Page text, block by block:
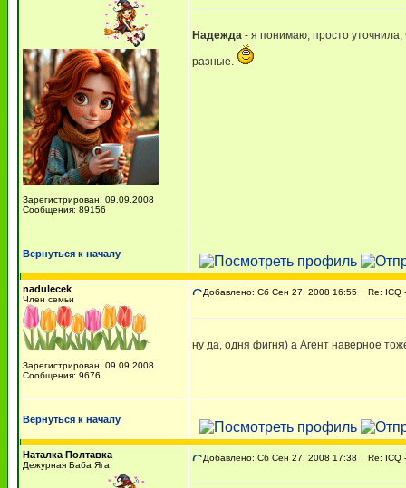
Зарегистрирован: 09.09.2008
Сообщения: 89156
Надежда - я понимаю, просто уточнила,
разные.
Вернуться к началу
nadulecek
Член семьи
Зарегистрирован: 09.09.2008
Сообщения: 9676
Добавлено: Сб Сен 27, 2008 16:55 Re: ICQ
ну да, одня фигня) а Агент наверное
Вернуться к началу
Наталка Полтавка
Дежурная Баба Яга
Добавлено: Сб Сен 27, 2008 17:38 Re: ICQ